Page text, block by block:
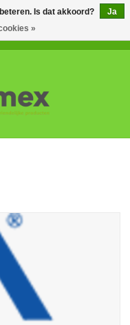
Is dat akkoord?
Ja
»